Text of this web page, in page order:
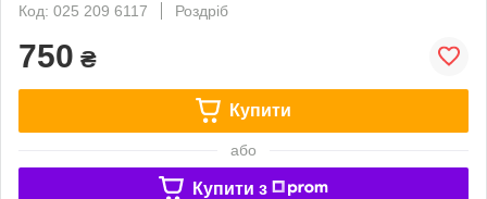
Код: 025 209 6117
Роздріб
750 ₴
Купити
або
Купити з